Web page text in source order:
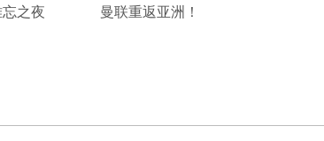
之夜 曼联重返亚洲！